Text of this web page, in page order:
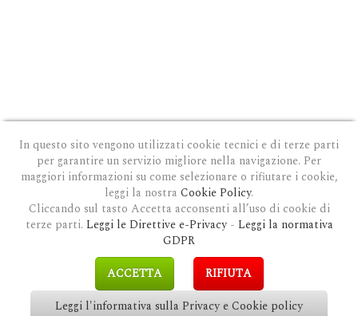
PRIVACY E COOKIE POLICY | COOKIE POLICY|CONDIZIONI GENERALI D'USO|GDPR
| GDPR RICHIESTA CANCELLAZIONE
COPYRIGHT © 2018 CLAUDIOSGARBI.COM - TUTTI I DIRITTI RISERVATI.
SITE BYGUALDI PROMOTION&LP-STUDIO
In questo sito vengono utilizzati cookie tecnici e di terze parti
per garantire un servizio migliore nella navigazione. Per
maggiori informazioni su come selezionare o rifiutare i cookie,
leggi la nostra Cookie Policy.
Cliccando sul tasto Accetta acconsenti all’uso di cookie di
terze parti. Leggi le Direttive e-Privacy- Leggi la normativa
GDPR
ACCETTA
RIFIUTA
Leggi l'informativa sulla Privacy e Cookie policy